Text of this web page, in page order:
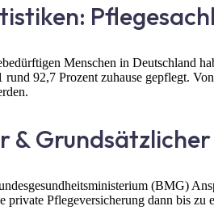
Menschen in Deutschland
92,7 Prozent zuhause gepflegt.
&
(BMG)
private Pflegeversicherung dann bis